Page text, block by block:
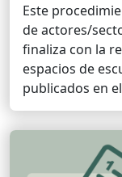
Este
de actores/
finaliza con la
espacios de
publicados en